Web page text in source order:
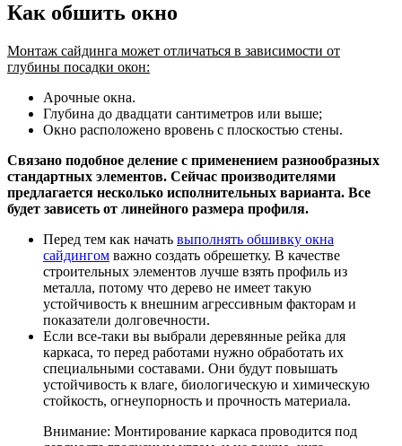
Как обшить окно
Монтаж сайдинга может отличаться в зависимости от
глубины посадки окон:
Арочные окна.
Глубина до двадцати сантиметров или выше;
Окно расположено вровень с плоскостью стены.
Связано подобное деление с применением разнообразных
стандартных элементов. Сейчас производителями
предлагается несколько исполнительных варианта. Все
будет зависеть от линейного размера профиля.
Перед тем как начать выполнять обшивку окна
сайдингом важно создать обрешетку. В качестве
строительных элементов лучше взять профиль из
металла, потому что дерево не имеет такую
устойчивость к внешним агрессивным факторам и
показатели долговечности.
Если все-таки вы выбрали деревянные рейка для
каркаса, то перед работами нужно обработать их
специальными составами. Они будут повышать
устойчивость к влаге, биологическую и химическую
стойкость, огнеупорность и прочность материала.
Внимание: Монтирование каркаса проводится под